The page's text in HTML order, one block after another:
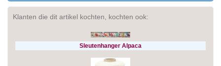
Klanten die dit artikel kochten, kochten ook:
Sleutenhanger Alpaca